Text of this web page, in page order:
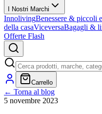
I Nostri Marchi
InnolivingBenessere & piccoli
della casaViceversaBagagli &
Offerte Flash
Carrello
← Torna al blog
5 novembre 2023